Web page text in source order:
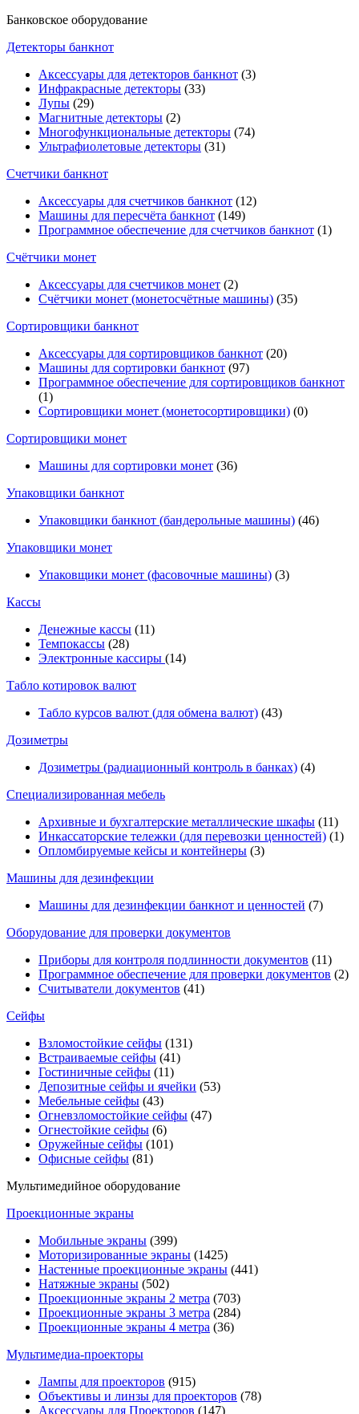
Банковское оборудование
Детекторы банкнот
Аксессуары для детекторов банкнот (3)
Инфракрасные детекторы (33)
Лупы (29)
Магнитные детекторы (2)
Многофункциональные детекторы (74)
Ультрафиолетовые детекторы (31)
Счетчики банкнот
Аксессуары для счетчиков банкнот (12)
Машины для пересчёта банкнот (149)
Программное обеспечение для счетчиков банкнот (1)
Счётчики монет
Аксессуары для счетчиков монет (2)
Счётчики монет (монетосчётные машины) (35)
Cортировщики банкнот
Аксессуары для сортировщиков банкнот (20)
Машины для сортировки банкнот (97)
Программное обеспечение для сортировщиков банкнот
(1)
Сортировщики монет (монетосортировщики) (0)
Сортировщики монет
Машины для сортировки монет (36)
Упаковщики банкнот
Упаковщики банкнот (бандерольные машины) (46)
Упаковщики монет
Упаковщики монет (фасовочные машины) (3)
Кассы
Денежные кассы (11)
Темпокассы (28)
Электронные кассиры (14)
Табло котировок валют
Табло курсов валют (для обмена валют) (43)
Дозиметры
Дозиметры (радиационный контроль в банках) (4)
Специализированная мебель
Архивные и бухгалтерские металлические шкафы (11)
Инкассаторские тележки (для перевозки ценностей) (1)
Опломбируемые кейсы и контейнеры (3)
Машины для дезинфекции
Машины для дезинфекции банкнот и ценностей (7)
Оборудование для проверки документов
Приборы для контроля подлинности документов (11)
Программное обеспечение для проверки документов (2)
Считыватели документов (41)
Сейфы
Взломостойкие сейфы (131)
Встраиваемые сейфы (41)
Гостиничные сейфы (11)
Депозитные сейфы и ячейки (53)
Мебельные сейфы (43)
Огневзломостойкие сейфы (47)
Огнестойкие сейфы (6)
Оружейные сейфы (101)
Офисные сейфы (81)
Мультимедийное оборудование
Проекционные экраны
Мобильные экраны (399)
Моторизированные экраны (1425)
Настенные проекционные экраны (441)
Натяжные экраны (502)
Проекционные экраны 2 метра (703)
Проекционные экраны 3 метра (284)
Проекционные экраны 4 метра (36)
Мультимедиa-проекторы
Лампы для проекторов (915)
Объективы и линзы для проекторов (78)
Аксессуары для Проекторов (147)